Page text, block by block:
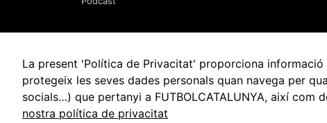
© 2010 - 2026 FutbolCatalunya.com
La present 'Política de Privacitat' proporciona informació
protegeix les seves dades personals quan navega per
socials…) que pertanyi a FUTBOLCATALUNYA, així com
nostra política de privacitat